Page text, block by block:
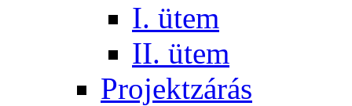
I. ütem
II. ütem
Projektzárás